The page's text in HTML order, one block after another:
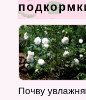
Почву